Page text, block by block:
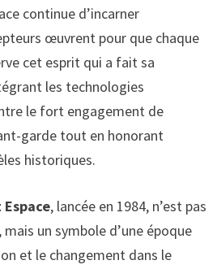
continue d’incarner
œuvrent pour que chaque
cet esprit qui a fait sa
les technologies
le fort engagement de
garde tout en honorant
historiques.
, lancée en 1984, n’est pas
un symbole d’une époque
et le changement dans le